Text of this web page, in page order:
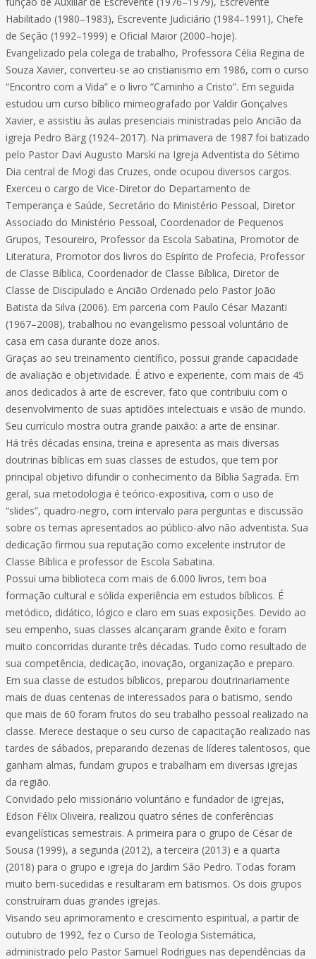
Habilitado (1980–1983), Escrevente Judiciário (1984–1991), Chefe
de Seção (1992–1999) e Oficial Maior (2000–hoje).
Evangelizado pela colega de trabalho, Professora Célia Regina de
Souza Xavier, converteu-se ao cristianismo em 1986, com o curso
“Encontro com a Vida” e o livro “Caminho a Cristo”. Em seguida
estudou um curso bíblico mimeografado por Valdir Gonçalves
Xavier, e assistiu às aulas presenciais ministradas pelo Ancião da
igreja Pedro Bärg (1924–2017). Na primavera de 1987 foi batizado
pelo Pastor Davi Augusto Marski na Igreja Adventista do Sétimo
Dia central de Mogi das Cruzes, onde ocupou diversos cargos.
Exerceu o cargo de Vice-Diretor do Departamento de
Temperança e Saúde, Secretário do Ministério Pessoal, Diretor
Associado do Ministério Pessoal, Coordenador de Pequenos
Grupos, Tesoureiro, Professor da Escola Sabatina, Promotor de
Literatura, Promotor dos livros do Espírito de Profecia, Professor
de Classe Bíblica, Coordenador de Classe Bíblica, Diretor de
Classe de Discipulado e Ancião Ordenado pelo Pastor João
Batista da Silva (2006). Em parceria com Paulo César Mazanti
(1967–2008), trabalhou no evangelismo pessoal voluntário de
casa em casa durante doze anos.
Graças ao seu treinamento científico, possui grande capacidade
de avaliação e objetividade. É ativo e experiente, com mais de 45
anos dedicados à arte de escrever, fato que contribuiu com o
desenvolvimento de suas aptidões intelectuais e visão de mundo.
Seu currículo mostra outra grande paixão: a arte de ensinar.
Há três décadas ensina, treina e apresenta as mais diversas
doutrinas bíblicas em suas classes de estudos, que tem por
principal objetivo difundir o conhecimento da Bíblia Sagrada. Em
geral, sua metodologia é teórico-expositiva, com o uso de
“slides”, quadro-negro, com intervalo para perguntas e discussão
sobre os temas apresentados ao público-alvo não adventista. Sua
dedicação firmou sua reputação como excelente instrutor de
Classe Bíblica e professor de Escola Sabatina.
Possui uma biblioteca com mais de 6.000 livros, tem boa
formação cultural e sólida experiência em estudos bíblicos. É
metódico, didático, lógico e claro em suas exposições. Devido ao
seu empenho, suas classes alcançaram grande êxito e foram
muito concorridas durante três décadas. Tudo como resultado de
sua competência, dedicação, inovação, organização e preparo.
Em sua classe de estudos bíblicos, preparou doutrinariamente
mais de duas centenas de interessados para o batismo, sendo
que mais de 60 foram frutos do seu trabalho pessoal realizado na
classe. Merece destaque o seu curso de capacitação realizado nas
tardes de sábados, preparando dezenas de líderes talentosos, que
ganham almas, fundam grupos e trabalham em diversas igrejas
da região.
Convidado pelo missionário voluntário e fundador de igrejas,
Edson Félix Oliveira, realizou quatro séries de conferências
evangelísticas semestrais. A primeira para o grupo de César de
Sousa (1999), a segunda (2012), a terceira (2013) e a quarta
(2018) para o grupo e igreja do Jardim São Pedro. Todas foram
muito bem-sucedidas e resultaram em batismos. Os dois grupos
construíram duas grandes igrejas.
Visando seu aprimoramento e crescimento espiritual, a partir de
outubro de 1992, fez o Curso de Teologia Sistemática,
administrado pelo Pastor Samuel Rodrigues nas dependências da